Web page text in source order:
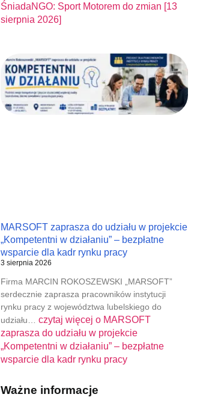
ŚniadaNGO: Sport Motorem do zmian [13
sierpnia 2026]
MARSOFT zaprasza do udziału w projekcie
„Kompetentni w działaniu” – bezpłatne
wsparcie dla kadr rynku pracy
3 sierpnia 2026
Firma MARCIN ROKOSZEWSKI „MARSOFT”
serdecznie zaprasza pracowników instytucji
rynku pracy z województwa lubelskiego do
udziału… czytaj więcej oMARSOFT
zaprasza do udziału w projekcie
„Kompetentni w działaniu” – bezpłatne
wsparcie dla kadr rynku pracy
Ważne informacje